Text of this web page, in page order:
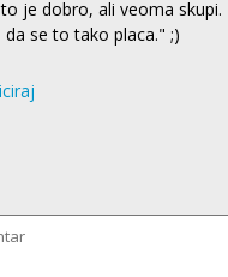
je dobro, ali veoma skupi.
da se to tako placa." ;)